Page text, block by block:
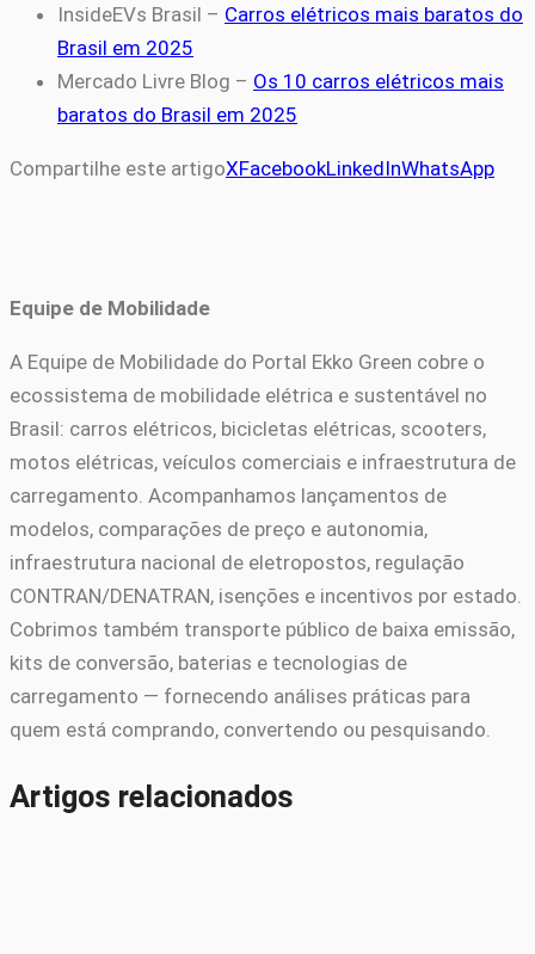
InsideEVs Brasil – Carros elétricos mais baratos do
Brasil em 2025
Mercado Livre Blog – Os 10 carros elétricos mais
baratos do Brasil em 2025
Compartilhe este artigoXFacebookLinkedInWhatsApp
Equipe de Mobilidade
A Equipe de Mobilidade do Portal Ekko Green cobre o
ecossistema de mobilidade elétrica e sustentável no
Brasil: carros elétricos, bicicletas elétricas, scooters,
motos elétricas, veículos comerciais e infraestrutura de
carregamento. Acompanhamos lançamentos de
modelos, comparações de preço e autonomia,
infraestrutura nacional de eletropostos, regulação
CONTRAN/DENATRAN, isenções e incentivos por estado.
Cobrimos também transporte público de baixa emissão,
kits de conversão, baterias e tecnologias de
carregamento — fornecendo análises práticas para
quem está comprando, convertendo ou pesquisando.
Artigos relacionados